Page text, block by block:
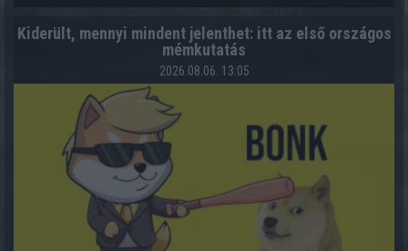
Kiderült, mennyi mindent jelenthet: itt az első országos
mémkutatás
2026.08.06. 13:05